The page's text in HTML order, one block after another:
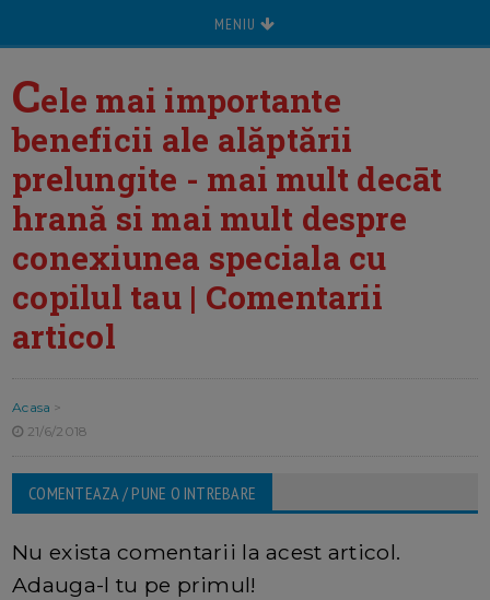
MENIU
Cele mai importante
beneficii ale alăptării
prelungite - mai mult decāt
hrană si mai mult despre
conexiunea speciala cu
copilul tau | Comentarii
articol
Acasa >
21/6/2018
COMENTEAZA / PUNE O INTREBARE
Nu exista comentarii la acest articol.
Adauga-l tu pe primul!